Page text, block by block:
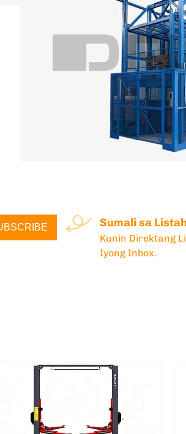
Sumali sa
Kunin Direktang
Iyong Inbox.